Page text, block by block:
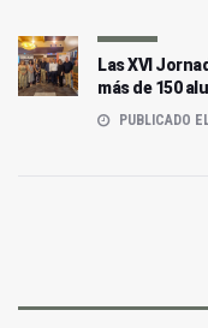
Las XVI
más de 150
PUBLICADO